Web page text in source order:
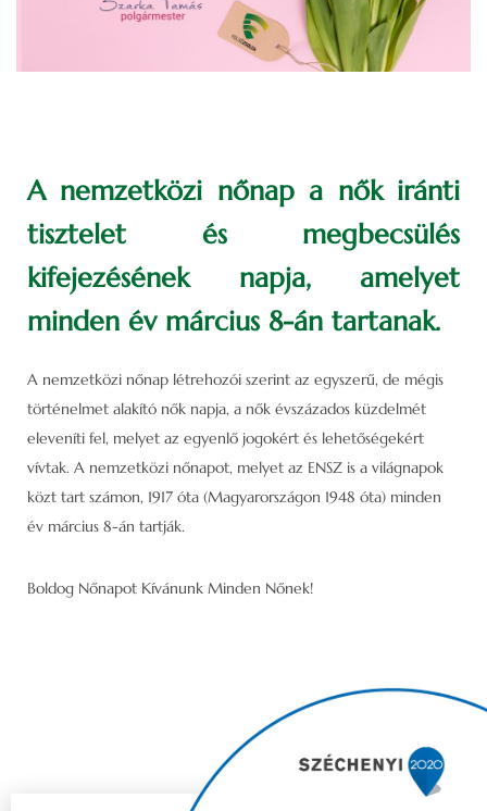
A nemzetközi nőnap a nők iránti
tisztelet és megbecsülés
kifejezésének napja, amelyet
minden év március 8-án tartanak.
A nemzetközi nőnap létrehozói szerint az egyszerű, de mégis
történelmet alakító nők napja, a nők évszázados küzdelmét
eleveníti fel, melyet az egyenlő jogokért és lehetőségekért
vívtak. A nemzetközi nőnapot, melyet az ENSZ is a világnapok
közt tart számon, 1917 óta (Magyarországon 1948 óta) minden
év március 8-án tartják.
Boldog Nőnapot Kívánunk Minden Nőnek!